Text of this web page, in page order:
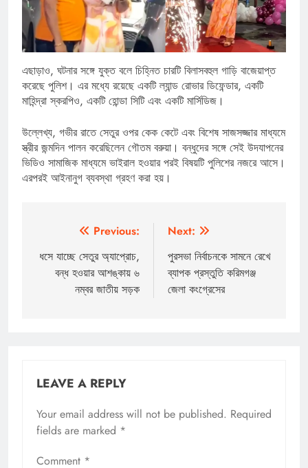
এছাড়াও, ঘটনার সঙ্গে যুক্ত বলে চিহ্নিত চারটি বিলাসবহুল গাড়ি বাজেয়াপ্ত
করেছে পুলিশ। এর মধ্যে রয়েছে একটি ল্যান্ড রোভার ডিফেন্ডার, একটি
মাহিন্দ্রা স্করপিও, একটি হোন্ডা সিটি এবং একটি মার্সিডিজ।
উল্লেখ্য, গভীর রাতে সেতুর ওপর কেক কেটে এবং বিশেষ সাজসজ্জার মাধ্যমে
স্ত্রীর জন্মদিন পালন করেছিলেন গৌতম বরুয়া। বন্ধুদের সঙ্গে সেই উদযাপনের
ভিডিও সামাজিক মাধ্যমে ভাইরাল হওয়ার পরই বিষয়টি পুলিশের নজরে আসে।
এরপরই আইনানুগ ব্যবস্থা গ্রহণ করা হয়।
navigation
Previous:
ধসে যাচ্ছে সেতুর অ্যাপ্রোচ,
বন্ধ হওয়ার আশঙ্কায় ৬
নম্বর জাতীয় সড়ক
Next:
পুরসভা নির্বাচনকে সামনে রেখে
ব্যাপক প্রস্তুতি করিমগঞ্জ
জেলা কংগ্রেসের
LEAVE A REPLY
Your email address will not be published. Required
fields are marked *
Comment *